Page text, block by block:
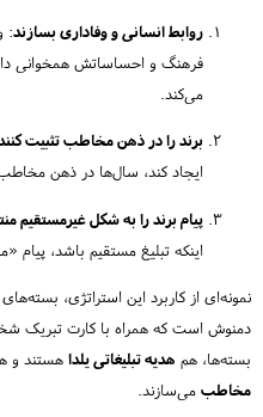
روابط انسانی و وفاداری بسازند:
فرهنگ و احساساتش همخوانی
می‌کند.
برند را در ذهن مخاطب تثبیت
ایجاد کند، سال‌ها در ذهن
پیام برند را به شکل غیرمستقیم
اینکه تبلیغ مستقیم باشد، پیام
نمونه‌ای از کاربرد این استراتژی،
دمنوش است که همراه با کارت تبریک
بسته‌ها، هم هدیه تبلیغاتی یلدا هستند و
مخاطب می‌سازند.